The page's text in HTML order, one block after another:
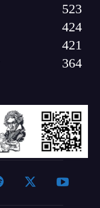
523
424
421
364